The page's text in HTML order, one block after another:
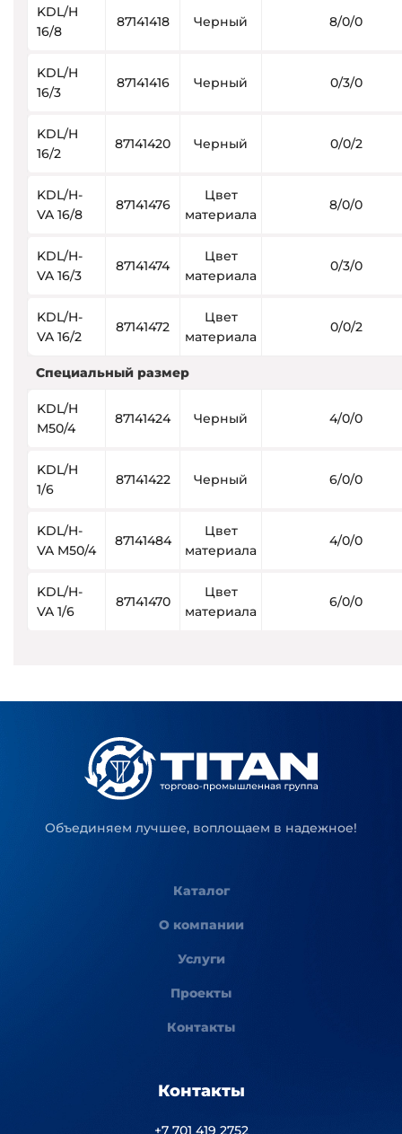
KDL/H
16/8
87141418 Черный 8/0/0
KDL/H
16/3
87141416 Черный 0/3/0
KDL/H
16/2
87141420 Черный 0/0/2
KDL/H-
VA 16/8
87141476
Цвет
материала
8/0/0
KDL/H-
VA 16/3
87141474
Цвет
материала
0/3/0
KDL/H-
VA 16/2
87141472
Цвет
материала
0/0/2
Специальный размер
KDL/H
M50/4
87141424 Черный 4/0/0
KDL/H
1/6
87141422 Черный 6/0/0
KDL/H-
VA M50/4
87141484
Цвет
материала
4/0/0
KDL/H-
VA 1/6
87141470
Цвет
материала
6/0/0
Объединяем лучшее, воплощаем в надежное!
Каталог
О компании
Услуги
Проекты
Контакты
Контакты
+7 701 419 2752